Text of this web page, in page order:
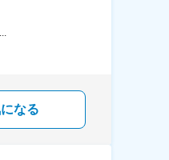
なる